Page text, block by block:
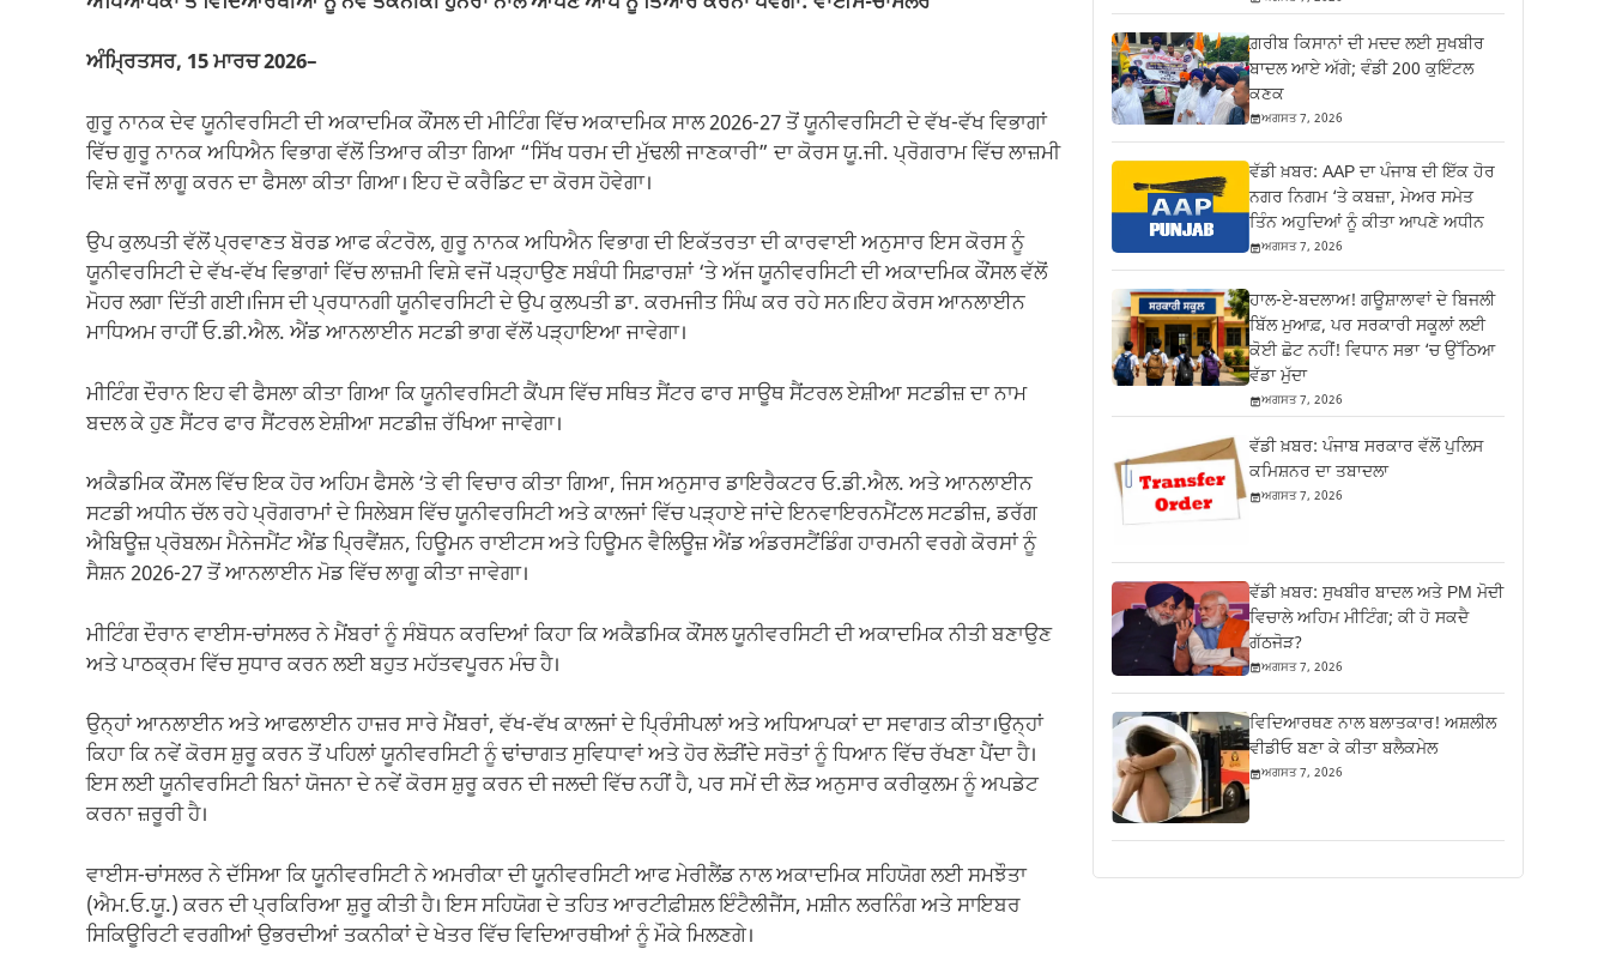
o
o
p
p
m n
ਅੰਮ੍ਰਿਤਸਰ, 15 ਮਾਰਚ 2026–
ਗੁਰੂ ਨਾਨਕ ਦੇਵ ਯੂਨੀਵਰਸਿਟੀ ਦੀ ਅਕਾਦਮਿਕ ਕੌਂਸਲ ਦੀ ਮੀਟਿੰਗ ਵਿੱਚ ਅਕਾਦਮਿਕ ਸਾਲ 2026-27 ਤੋਂ ਯੂਨੀਵਰਸਿਟੀ ਦੇ ਵੱਖ-ਵੱਖ ਵਿਭਾਗਾਂ
ਵਿੱਚ ਗੁਰੂ ਨਾਨਕ ਅਧਿਐਨ ਵਿਭਾਗ ਵੱਲੋਂ ਤਿਆਰ ਕੀਤਾ ਗਿਆ “ਸਿੱਖ ਧਰਮ ਦੀ ਮੁੱਢਲੀ ਜਾਣਕਾਰੀ” ਦਾ ਕੋਰਸ ਯੂ.ਜੀ. ਪ੍ਰੋਗਰਾਮ ਵਿੱਚ ਲਾਜ਼ਮੀ
ਵਿਸ਼ੇ ਵਜੋਂ ਲਾਗੂ ਕਰਨ ਦਾ ਫੈਸਲਾ ਕੀਤਾ ਗਿਆ। ਇਹ ਦੋ ਕਰੈਡਿਟ ਦਾ ਕੋਰਸ ਹੋਵੇਗਾ।
ਉਪ ਕੁਲਪਤੀ ਵੱਲੋਂ ਪ੍ਰਵਾਣਤ ਬੋਰਡ ਆਫ ਕੰਟਰੋਲ, ਗੁਰੂ ਨਾਨਕ ਅਧਿਐਨ ਵਿਭਾਗ ਦੀ ਇਕੱਤਰਤਾ ਦੀ ਕਾਰਵਾਈ ਅਨੁਸਾਰ ਇਸ ਕੋਰਸ ਨੂੰ
ਯੂਨੀਵਰਸਿਟੀ ਦੇ ਵੱਖ-ਵੱਖ ਵਿਭਾਗਾਂ ਵਿੱਚ ਲਾਜ਼ਮੀ ਵਿਸ਼ੇ ਵਜੋਂ ਪੜ੍ਹਾਉਣ ਸਬੰਧੀ ਸਿਫ਼ਾਰਸ਼ਾਂ ‘ਤੇ ਅੱਜ ਯੂਨੀਵਰਸਿਟੀ ਦੀ ਅਕਾਦਮਿਕ ਕੌਂਸਲ ਵੱਲੋਂ
ਮੋਹਰ ਲਗਾ ਦਿੱਤੀ ਗਈ।ਜਿਸ ਦੀ ਪ੍ਰਧਾਨਗੀ ਯੂਨੀਵਰਸਿਟੀ ਦੇ ਉਪ ਕੁਲਪਤੀ ਡਾ. ਕਰਮਜੀਤ ਸਿੰਘ ਕਰ ਰਹੇ ਸਨ।ਇਹ ਕੋਰਸ ਆਨਲਾਈਨ
ਮਾਧਿਅਮ ਰਾਹੀਂ ਓ.ਡੀ.ਐਲ. ਐਂਡ ਆਨਲਾਈਨ ਸਟਡੀ ਭਾਗ ਵੱਲੋਂ ਪੜ੍ਹਾਇਆ ਜਾਵੇਗਾ।
ਮੀਟਿੰਗ ਦੌਰਾਨ ਇਹ ਵੀ ਫੈਸਲਾ ਕੀਤਾ ਗਿਆ ਕਿ ਯੂਨੀਵਰਸਿਟੀ ਕੈਂਪਸ ਵਿੱਚ ਸਥਿਤ ਸੈਂਟਰ ਫਾਰ ਸਾਊਥ ਸੈਂਟਰਲ ਏਸ਼ੀਆ ਸਟਡੀਜ਼ ਦਾ ਨਾਮ
ਬਦਲ ਕੇ ਹੁਣ ਸੈਂਟਰ ਫਾਰ ਸੈਂਟਰਲ ਏਸ਼ੀਆ ਸਟਡੀਜ਼ ਰੱਖਿਆ ਜਾਵੇਗਾ।
ਅਕੈਡਮਿਕ ਕੌਂਸਲ ਵਿੱਚ ਇਕ ਹੋਰ ਅਹਿਮ ਫੈਸਲੇ ‘ਤੇ ਵੀ ਵਿਚਾਰ ਕੀਤਾ ਗਿਆ, ਜਿਸ ਅਨੁਸਾਰ ਡਾਇਰੈਕਟਰ ਓ.ਡੀ.ਐਲ. ਅਤੇ ਆਨਲਾਈਨ
ਸਟਡੀ ਅਧੀਨ ਚੱਲ ਰਹੇ ਪ੍ਰੋਗਰਾਮਾਂ ਦੇ ਸਿਲੇਬਸ ਵਿੱਚ ਯੂਨੀਵਰਸਿਟੀ ਅਤੇ ਕਾਲਜਾਂ ਵਿੱਚ ਪੜ੍ਹਾਏ ਜਾਂਦੇ ਇਨਵਾਇਰਨਮੈਂਟਲ ਸਟਡੀਜ਼, ਡਰੱਗ
ਐਬਿਊਜ਼ ਪ੍ਰੋਬਲਮ ਮੈਨੇਜਮੈਂਟ ਐਂਡ ਪ੍ਰਿਵੈਂਸ਼ਨ, ਹਿਊਮਨ ਰਾਈਟਸ ਅਤੇ ਹਿਊਮਨ ਵੈਲਿਊਜ਼ ਐਂਡ ਅੰਡਰਸਟੈਂਡਿੰਗ ਹਾਰਮਨੀ ਵਰਗੇ ਕੋਰਸਾਂ ਨੂੰ
ਸੈਸ਼ਨ 2026-27 ਤੋਂ ਆਨਲਾਈਨ ਮੋਡ ਵਿੱਚ ਲਾਗੂ ਕੀਤਾ ਜਾਵੇਗਾ।
ਮੀਟਿੰਗ ਦੌਰਾਨ ਵਾਈਸ-ਚਾਂਸਲਰ ਨੇ ਮੈਂਬਰਾਂ ਨੂੰ ਸੰਬੋਧਨ ਕਰਦਿਆਂ ਕਿਹਾ ਕਿ ਅਕੈਡਮਿਕ ਕੌਂਸਲ ਯੂਨੀਵਰਸਿਟੀ ਦੀ ਅਕਾਦਮਿਕ ਨੀਤੀ ਬਣਾਉਣ
ਅਤੇ ਪਾਠਕ੍ਰਮ ਵਿੱਚ ਸੁਧਾਰ ਕਰਨ ਲਈ ਬਹੁਤ ਮਹੱਤਵਪੂਰਨ ਮੰਚ ਹੈ।
ਉਨ੍ਹਾਂ ਆਨਲਾਈਨ ਅਤੇ ਆਫਲਾਈਨ ਹਾਜ਼ਰ ਸਾਰੇ ਮੈਂਬਰਾਂ, ਵੱਖ-ਵੱਖ ਕਾਲਜਾਂ ਦੇ ਪ੍ਰਿੰਸੀਪਲਾਂ ਅਤੇ ਅਧਿਆਪਕਾਂ ਦਾ ਸਵਾਗਤ ਕੀਤਾ।ਉਨ੍ਹਾਂ
ਕਿਹਾ ਕਿ ਨਵੇਂ ਕੋਰਸ ਸ਼ੁਰੂ ਕਰਨ ਤੋਂ ਪਹਿਲਾਂ ਯੂਨੀਵਰਸਿਟੀ ਨੂੰ ਢਾਂਚਾਗਤ ਸੁਵਿਧਾਵਾਂ ਅਤੇ ਹੋਰ ਲੋੜੀਂਦੇ ਸਰੋਤਾਂ ਨੂੰ ਧਿਆਨ ਵਿੱਚ ਰੱਖਣਾ ਪੈਂਦਾ ਹੈ।
ਇਸ ਲਈ ਯੂਨੀਵਰਸਿਟੀ ਬਿਨਾਂ ਯੋਜਨਾ ਦੇ ਨਵੇਂ ਕੋਰਸ ਸ਼ੁਰੂ ਕਰਨ ਦੀ ਜਲਦੀ ਵਿੱਚ ਨਹੀਂ ਹੈ, ਪਰ ਸਮੇਂ ਦੀ ਲੋੜ ਅਨੁਸਾਰ ਕਰੀਕੁਲਮ ਨੂੰ ਅਪਡੇਟ
ਕਰਨਾ ਜ਼ਰੂਰੀ ਹੈ।
ਵਾਈਸ-ਚਾਂਸਲਰ ਨੇ ਦੱਸਿਆ ਕਿ ਯੂਨੀਵਰਸਿਟੀ ਨੇ ਅਮਰੀਕਾ ਦੀ ਯੂਨੀਵਰਸਿਟੀ ਆਫ ਮੇਰੀਲੈਂਡ ਨਾਲ ਅਕਾਦਮਿਕ ਸਹਿਯੋਗ ਲਈ ਸਮਝੌਤਾ
(ਐਮ.ਓ.ਯੂ.) ਕਰਨ ਦੀ ਪ੍ਰਕਿਰਿਆ ਸ਼ੁਰੂ ਕੀਤੀ ਹੈ। ਇਸ ਸਹਿਯੋਗ ਦੇ ਤਹਿਤ ਆਰਟੀਫ਼ੀਸ਼ਲ ਇੰਟੈਲੀਜੈਂਸ, ਮਸ਼ੀਨ ਲਰਨਿੰਗ ਅਤੇ ਸਾਇਬਰ
ਸਿਕਿਊਰਿਟੀ ਵਰਗੀਆਂ ਉਭਰਦੀਆਂ ਤਕਨੀਕਾਂ ਦੇ ਖੇਤਰ ਵਿੱਚ ਵਿਦਿਆਰਥੀਆਂ ਨੂੰ ਮੌਕੇ ਮਿਲਣਗੇ।
ਗ਼ਰੀਬ ਕਿਸਾਨਾਂ ਦੀ ਮਦਦ ਲਈ ਸੁਖਬੀਰ
ਬਾਦਲ ਆਏ ਅੱਗੇ; ਵੰਡੀ 200 ਕੁਇੰਟਲ
ਕਣਕ
ਅਗਸਤ 7, 2026
ਵੱਡੀ ਖ਼ਬਰ: AAP ਦਾ ਪੰਜਾਬ ਦੀ ਇੱਕ ਹੋਰ
ਨਗਰ ਨਿਗਮ ‘ਤੇ ਕਬਜ਼ਾ, ਮੇਅਰ ਸਮੇਤ
ਤਿੰਨ ਅਹੁਦਿਆਂ ਨੂੰ ਕੀਤਾ ਆਪਣੇ ਅਧੀਨ
ਅਗਸਤ 7, 2026
ਹਾਲ-ਏ-ਬਦਲਾਅ! ਗਊਸ਼ਾਲਾਵਾਂ ਦੇ ਬਿਜਲੀ
ਬਿੱਲ ਮੁਆਫ਼, ਪਰ ਸਰਕਾਰੀ ਸਕੂਲਾਂ ਲਈ
ਕੋਈ ਛੋਟ ਨਹੀਂ! ਵਿਧਾਨ ਸਭਾ ‘ਚ ਉੱਠਿਆ
ਵੱਡਾ ਮੁੱਦਾ
ਅਗਸਤ 7, 2026
ਵੱਡੀ ਖ਼ਬਰ: ਪੰਜਾਬ ਸਰਕਾਰ ਵੱਲੋਂ ਪੁਲਿਸ
ਕਮਿਸ਼ਨਰ ਦਾ ਤਬਾਦਲਾ
ਅਗਸਤ 7, 2026
ਵੱਡੀ ਖ਼ਬਰ: ਸੁਖਬੀਰ ਬਾਦਲ ਅਤੇ PM ਮੋਦੀ
ਵਿਚਾਲੇ ਅਹਿਮ ਮੀਟਿੰਗ; ਕੀ ਹੋ ਸਕਦੈ
ਗੱਠਜੋੜ?
ਅਗਸਤ 7, 2026
ਵਿਦਿਆਰਥਣ ਨਾਲ ਬਲਾਤਕਾਰ! ਅਸ਼ਲੀਲ
ਵੀਡੀਓ ਬਣਾ ਕੇ ਕੀਤਾ ਬਲੈਕਮੇਲ
ਅਗਸਤ 7, 2026